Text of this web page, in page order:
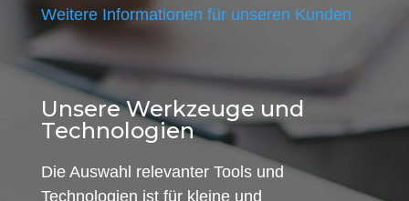
Weitere Informationen für unseren Kunden
Unsere Werkzeuge und
Technologien
Die Auswahl relevanter Tools und
Technologien ist für kleine und